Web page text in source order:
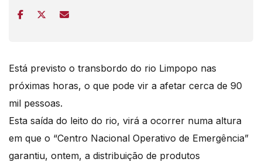
Está previsto o transbordo do rio Limpopo nas
próximas horas, o que pode vir a afetar cerca de 90
mil pessoas.
Esta saída do leito do rio, virá a ocorrer numa altura
em que o “Centro Nacional Operativo de Emergência”
garantiu, ontem, a distribuição de produtos